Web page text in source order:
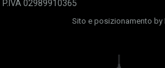
P.IVA 02989910365
Sito e posizionamento by